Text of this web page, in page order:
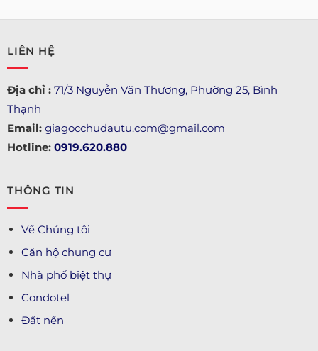
LIÊN HỆ
Địa chỉ : 71/3 Nguyễn Văn Thương, Phường 25, Bình
Thạnh
Email: giagocchudautu.com@gmail.com
Hotline: 0919.620.880
THÔNG TIN
Về Chúng tôi
Căn hộ chung cư
Nhà phố biệt thự
Condotel
Đất nền